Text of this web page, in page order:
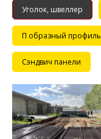
Уголок, швеллер
П образный профиль
Сэндвич панели